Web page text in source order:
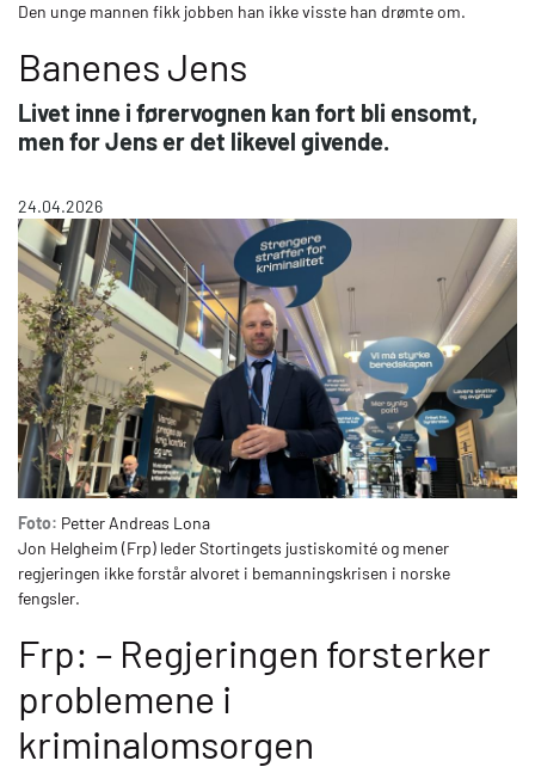
Den unge mannen fikk jobben han ikke visste han drømte om.
Banenes Jens
Livet inne i førervognen kan fort bli ensomt,
men for Jens er det likevel givende.
24.04.2026
Foto: Petter Andreas Lona
Jon Helgheim (Frp) leder Stortingets justiskomité og mener
regjeringen ikke forstår alvoret i bemanningskrisen i norske
fengsler.
Frp: – Regjeringen forsterker
problemene i
kriminalomsorgen